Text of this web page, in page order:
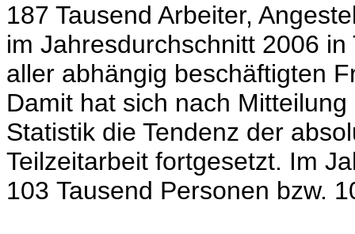
187 Tausend Arbeiter,
im Jahresdurchschnitt 2006
aller abhängig beschäftigten
Damit hat sich nach
Statistik die Tendenz der
Teilzeitarbeit fortgesetzt. Im
103 Tausend Personen bzw.